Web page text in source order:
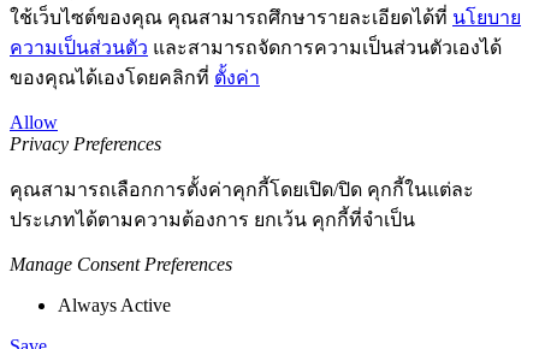
ใช้เว็บไซต์ของคุณ คุณสามารถศึกษารายละเอียดได้ที่ นโยบาย
ความเป็นส่วนตัว และสามารถจัดการความเป็นส่วนตัวเองได้
ของคุณได้เองโดยคลิกที่ ตั้งค่า
Allow
Privacy Preferences
คุณสามารถเลือกการตั้งค่าคุกกี้โดยเปิด/ปิด คุกกี้ในแต่ละ
ประเภทได้ตามความต้องการ ยกเว้น คุกกี้ที่จำเป็น
Manage Consent Preferences
Always Active